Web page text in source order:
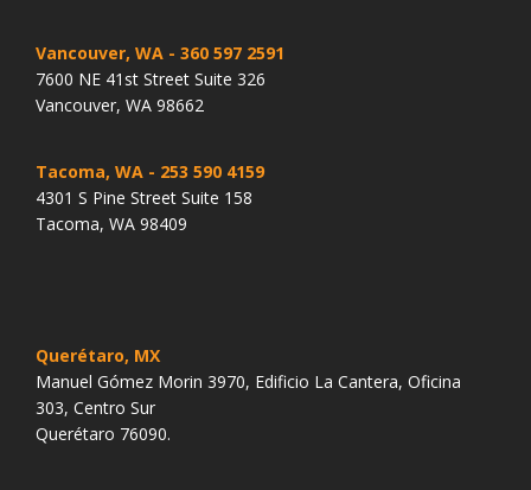
Vancouver, WA - 360 597 2591
7600 NE 41st Street Suite 326
Vancouver, WA 98662
Tacoma, WA - 253 590 4159
4301 S Pine Street Suite 158
Tacoma, WA 98409
Querétaro, MX
Manuel Gómez Morin 3970, Edificio La Cantera, Oficina
303, Centro Sur
Querétaro 76090.